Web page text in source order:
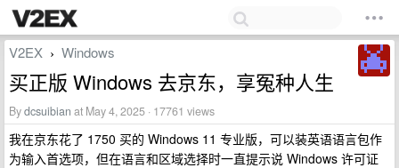
V2EX › Windows
买正版 Windows 去京东，享冤种人生
Bydcsuibian at May 4, 2025 · 17761 views
我在京东花了 1750 买的 Windows 11 专业版，可以装英语语言包作
为输入首选项，但在语言和区域选择时一直提示说 Windows 许可证